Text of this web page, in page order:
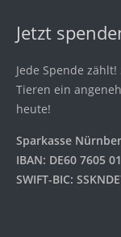
Jetzt
Jede Spende
Tieren ein
heute!
Sparkasse
IBAN: DE60 7605
SWIFT-BIC: